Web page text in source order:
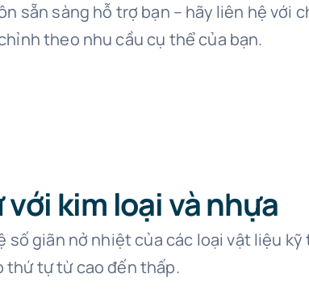
sẵn sàng hỗ trợ bạn – hãy liên hệ với
theo nhu cầu cụ thể của bạn.
kim loại và nhựa
số giãn nở nhiệt của các loại vật liệu
tự từ cao đến thấp.